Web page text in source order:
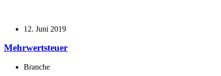
12. Juni 2019
Mehrwertsteuer
Branche